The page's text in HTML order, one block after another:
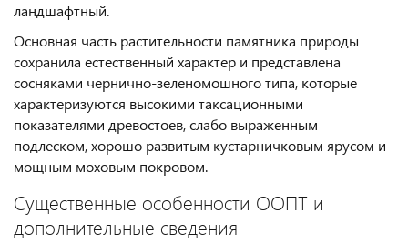
ландшафтный.
Основная часть растительности памятника природы
сохранила естественный характер и представлена
сосняками чернично-зеленомошного типа, которые
характеризуются высокими таксационными
показателями древостоев, слабо выраженным
подлеском, хорошо развитым кустарничковым ярусом и
мощным моховым покровом.
Существенные особенности ООПТ и
дополнительные сведения